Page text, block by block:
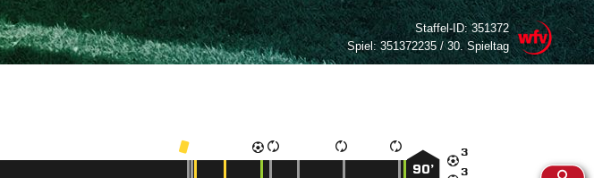
Staffel-ID:351372
Spiel:351372235 / 30. Spieltag


90’